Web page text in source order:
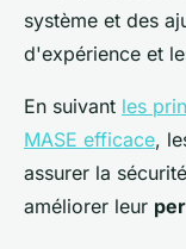
système et des
d'expérience et
En suivant les
MASE efficace,
assurer la
améliorer leur